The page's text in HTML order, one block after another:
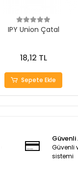
IPY Union Çatal
18,12 TL
Sepete Ekle
Güvenli
Güvenli
sistemi